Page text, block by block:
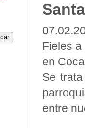
Fieles
en
Se
entre